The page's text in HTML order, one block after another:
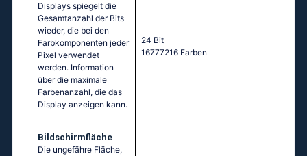
Displays spiegelt die
Gesamtanzahl der Bits
wieder, die bei den
Farbkomponenten jeder
Pixel verwendet
werden. Information
über die maximale
Farbenanzahl, die das
Display anzeigen kann.
24 Bit
16777216 Farben
Bildschirmfläche
Die ungefähre Fläche,